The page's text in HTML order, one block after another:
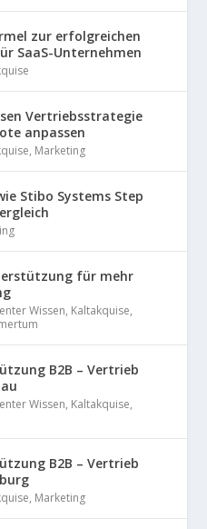
zur erfolgreichen
SaaS-Unternehmen
Vertriebsstrategie
anpassen
, Marketing
Stibo Systems Step
für mehr
Wissen, Kaltakquise,
B2B – Vertrieb
Wissen, Kaltakquise,
B2B – Vertrieb
, Marketing